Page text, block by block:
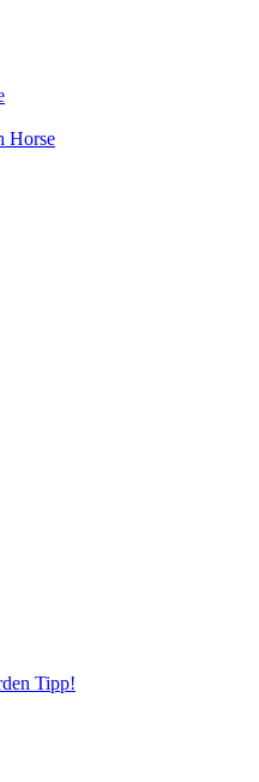
Horse
Tipp!